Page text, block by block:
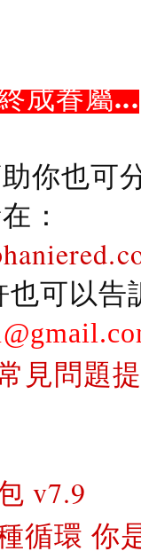
成眷屬...
你也可
：
可以
見問題
v7.9
循環 你